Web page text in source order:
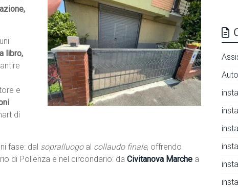
libro,
e
di
fase: dal sopralluogo al collaudo finale, offrendo
di Pollenza e nel circondario: da Civitanova Marche a